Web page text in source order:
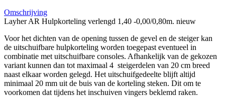
Omschrijving
Layher AR Hulpkorteling verlengd 1,40 -0,00/0,80m. nieuw
Voor het dichten van de opening tussen de gevel en de steiger kan
de uitschuifbare hulpkorteling worden toegepast eventueel in
combinatie met uitschuifbare consoles. Afhankelijk van de gekozen
variant kunnen dan tot maximaal 4 steigerdelen van 20 cm breed
naast elkaar worden gelegd. Het uitschuifgedeelte blijft altijd
minimaal 20 mm uit de buis van de korteling steken. Dit om te
voorkomen dat tijdens het inschuiven vingers beklemd raken.